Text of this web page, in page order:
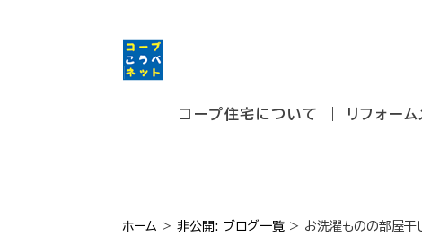
コープ住宅について リフォー
ホーム > 非公開: ブログ一覧> お洗濯ものの部屋干